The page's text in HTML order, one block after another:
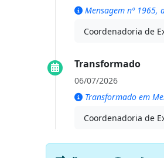
Mensagem nº 1965,
Coordenadoria de
Transformado
06/07/2026
Transformado em
Coordenadoria de